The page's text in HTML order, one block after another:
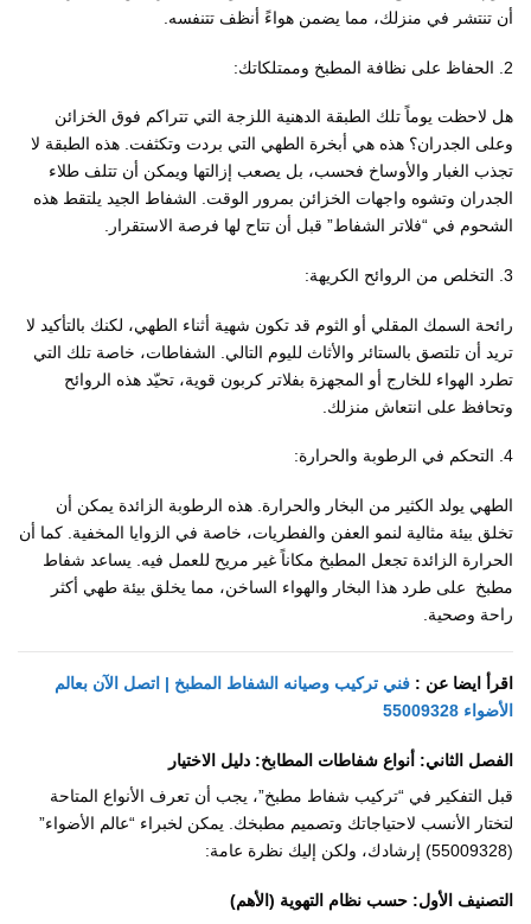
أن تنتشر في منزلك، مما يضمن هواءً أنظف تتنفسه.
2. الحفاظ على نظافة المطبخ وممتلكاتك:
هل لاحظت يوماً تلك الطبقة الدهنية اللزجة التي تتراكم فوق الخزائن
وعلى الجدران؟ هذه هي أبخرة الطهي التي بردت وتكثفت. هذه الطبقة لا
تجذب الغبار والأوساخ فحسب، بل يصعب إزالتها ويمكن أن تتلف طلاء
الجدران وتشوه واجهات الخزائن بمرور الوقت. الشفاط الجيد يلتقط هذه
الشحوم في “فلاتر الشفاط” قبل أن تتاح لها فرصة الاستقرار.
3. التخلص من الروائح الكريهة:
رائحة السمك المقلي أو الثوم قد تكون شهية أثناء الطهي، لكنك بالتأكيد لا
تريد أن تلتصق بالستائر والأثاث لليوم التالي. الشفاطات، خاصة تلك التي
تطرد الهواء للخارج أو المجهزة بفلاتر كربون قوية، تحيّد هذه الروائح
وتحافظ على انتعاش منزلك.
4. التحكم في الرطوبة والحرارة:
الطهي يولد الكثير من البخار والحرارة. هذه الرطوبة الزائدة يمكن أن
تخلق بيئة مثالية لنمو العفن والفطريات، خاصة في الزوايا المخفية. كما أن
الحرارة الزائدة تجعل المطبخ مكاناً غير مريح للعمل فيه. يساعد شفاط
مطبخ على طرد هذا البخار والهواء الساخن، مما يخلق بيئة طهي أكثر
راحة وصحية.
اقرأ ايضا عن : فني تركيب وصيانه الشفاط المطبخ | اتصل الآن بعالم
الأضواء 55009328
الفصل الثاني: أنواع شفاطات المطابخ: دليل الاختيار
قبل التفكير في “تركيب شفاط مطبخ”، يجب أن تعرف الأنواع المتاحة
لتختار الأنسب لاحتياجاتك وتصميم مطبخك. يمكن لخبراء “عالم الأضواء”
(55009328) إرشادك، ولكن إليك نظرة عامة:
التصنيف الأول: حسب نظام التهوية (الأهم)